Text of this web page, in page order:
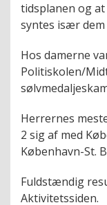
tidsplanen og
syntes især dem
Hos damerne
Politiskolen/
Herrernes
2 sig af med
København-St.
Fuldstændig
Aktivitetssiden.